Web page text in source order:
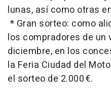
lunas, así como otras
* Gran sorteo: como
los compradores de un
diciembre, en los
la Feria Ciudad del
el sorteo de 2.000 €.